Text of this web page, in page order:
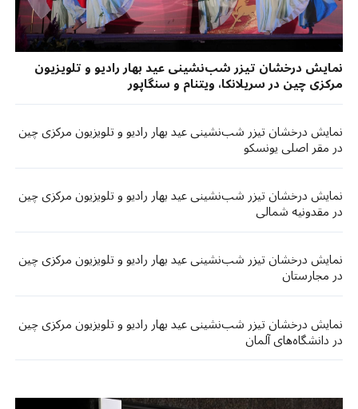
نمایش درخشان تیزر شب‌نشینی عید بهار رادیو و تلویزیون
مرکزی چین در سریلانکا، ویتنام و سنگاپور
نمایش درخشان تیزر شب‌نشینی عید بهار رادیو و تلویزیون مرکزی چین
در مقر اصلی یونسکو
نمایش درخشان تیزر شب‌نشینی عید بهار رادیو و تلویزیون مرکزی چین
در مقدونیه شمالی
نمایش درخشان تیزر شب‌نشینی عید بهار رادیو و تلویزیون مرکزی چین
در مجارستان
نمایش درخشان تیزر شب‌نشینی عید بهار رادیو و تلویزیون مرکزی چین
در دانشگاه‌های آلمان